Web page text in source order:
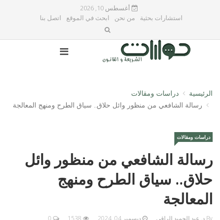
أغسطس 10, 2026
استشارات بحثية
من نحن ابحث في الموقع اتصل بنا
الرئيسية
دراسات ومقالات
رسالة الشافعي من منظور وائل حلاق.. سياق الطرح ومنهج المعالجة
دراسات ومقالات
رسالة الشافعي من منظور وائل
حلاق.. سياق الطرح ومنهج
المعالجة
By د. عبد الحميد الراقي ديسمبر 04, 2024
0